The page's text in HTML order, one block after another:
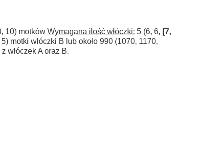
10) motków Wymagana ilość włóczki: 5 (6, 6, [7,
motki włóczki B lub około 990 (1070, 1170,
włóczek A oraz B.